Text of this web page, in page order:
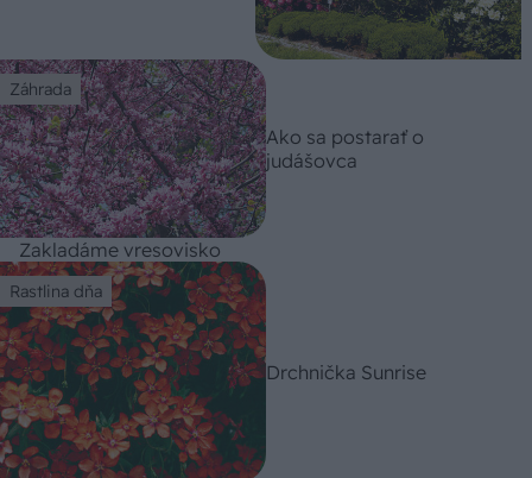
Záhrada
Ako sa postarať o
judášovca
Zakladáme vresovisko
Rastlina dňa
Drchnička Sunrise